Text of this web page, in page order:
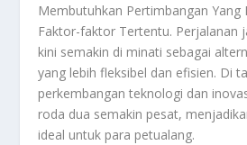
Membutuhkan Pertimbangan Yang
Faktor-faktor Tertentu. Perjalanan
kini semakin di minati sebagai
yang lebih fleksibel dan efisien. Di
perkembangan teknologi dan
roda dua semakin pesat,
ideal untuk para petualang.